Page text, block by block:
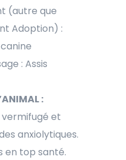
(autre que
Adoption) :
: Assis
:
vermifugé et
anxiolytiques.
en top santé.